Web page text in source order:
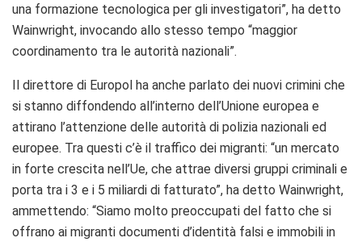
una formazione tecnologica per gli investigatori”, ha detto
Wainwright, invocando allo stesso tempo “maggior
coordinamento tra le autorità nazionali”.
Il direttore di Europol ha anche parlato dei nuovi crimini che
si stanno diffondendo all’interno dell’Unione europea e
attirano l’attenzione delle autorità di polizia nazionali ed
europee. Tra questi c’è il traffico dei migranti: “un mercato
in forte crescita nell’Ue, che attrae diversi gruppi criminali e
porta tra i 3 e i 5 miliardi di fatturato”, ha detto Wainwright,
ammettendo: “Siamo molto preoccupati del fatto che si
offrano ai migranti documenti d’identità falsi e immobili in